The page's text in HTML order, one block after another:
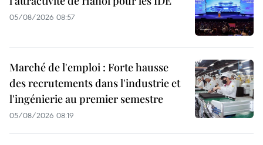
05/08/2026 08:57
Marché de l'emploi : Forte hausse
des recrutements dans l'industrie et
l'ingénierie au premier semestre
05/08/2026 08:19